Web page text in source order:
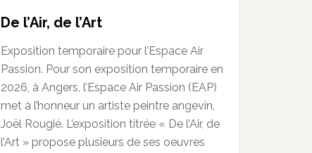
De l’Air, de l’Art
Exposition temporaire pour l’Espace Air
Passion. Pour son exposition temporaire en
2026, à Angers, l’Espace Air Passion (EAP)
met à l’honneur un artiste peintre angevin,
Joël Rougié. L’exposition titrée « De l’Air, de
l’Art » propose plusieurs de ses oeuvres